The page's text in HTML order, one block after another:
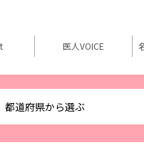
都道府県から選ぶ
医人VOICE